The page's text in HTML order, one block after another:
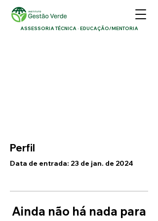
ASSESSORIA TÉCNICA · EDUCAÇÃO/MENTORIA
Perfil
Data de entrada: 23 de jan. de 2024
Ainda não há nada para